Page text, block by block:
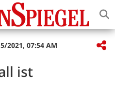
2021, 07:54 AM
ist